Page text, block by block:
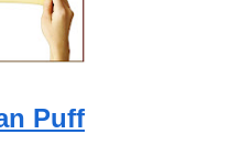
Puff